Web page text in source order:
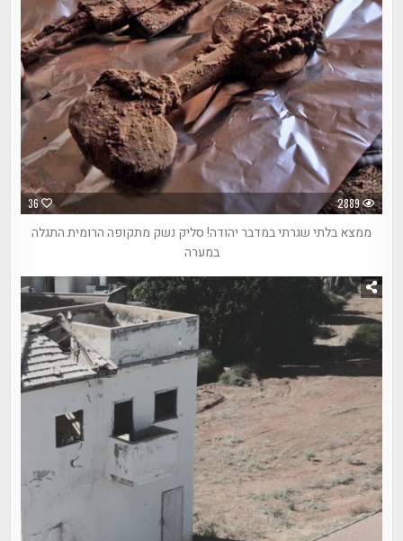
36 2889
ממצא בלתי שגרתי במדבר יהודה! סליק נשק מתקופה הרומית התגלה
במערה